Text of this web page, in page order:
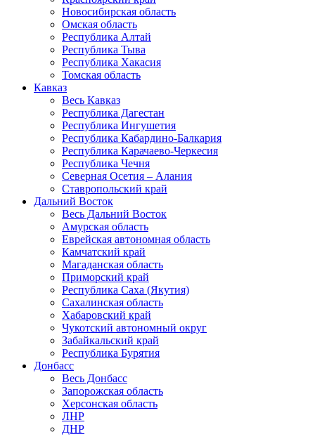
Новосибирская область
Омская область
Республика Алтай
Республика Тыва
Республика Хакасия
Томская область
Кавказ
Весь Кавказ
Республика Дагестан
Республика Ингушетия
Республика Кабардино-Балкария
Республика Карачаево-Черкесия
Республика Чечня
Северная Осетия – Алания
Ставропольский край
Дальний Восток
Весь Дальний Восток
Амурская область
Еврейская автономная область
Камчатский край
Магаданская область
Приморский край
Республика Саха (Якутия)
Сахалинская область
Хабаровский край
Чукотский автономный округ
Забайкальский край
Республика Бурятия
Донбасс
Весь Донбасс
Запорожская область
Херсонская область
ЛНР
ДНР